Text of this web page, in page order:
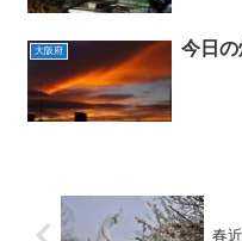
大阪府 今日
春